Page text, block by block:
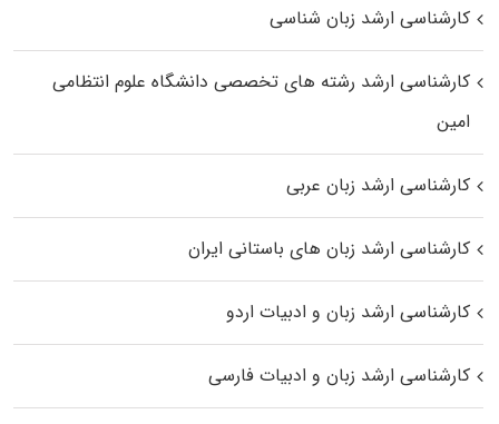
کارشناسی ارشد زبان شناسی
کارشناسی ارشد رﺷﺘﻪ ﻫﺎی تخصصی داﻧﺸﮕﺎه ﻋﻠﻮم انتظامی
اﻣﻴﻦ
کارشناسی ارشد زبان عربی
کارشناسی ارشد زبان‌ های باستانی ایران
کارشناسی ارشد زبان و ادبیات اردو
کارشناسی ارشد زبان و ادبیات فارسی